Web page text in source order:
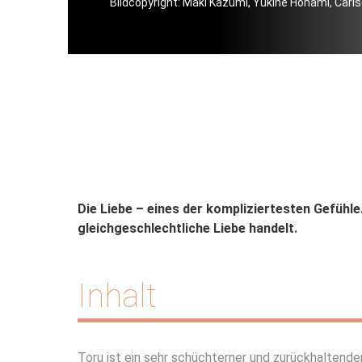
Die Liebe – eines der kompliziertesten
gleichgeschlechtliche Liebe handelt.
Inhalt
Toru ist ein sehr schüchterner und